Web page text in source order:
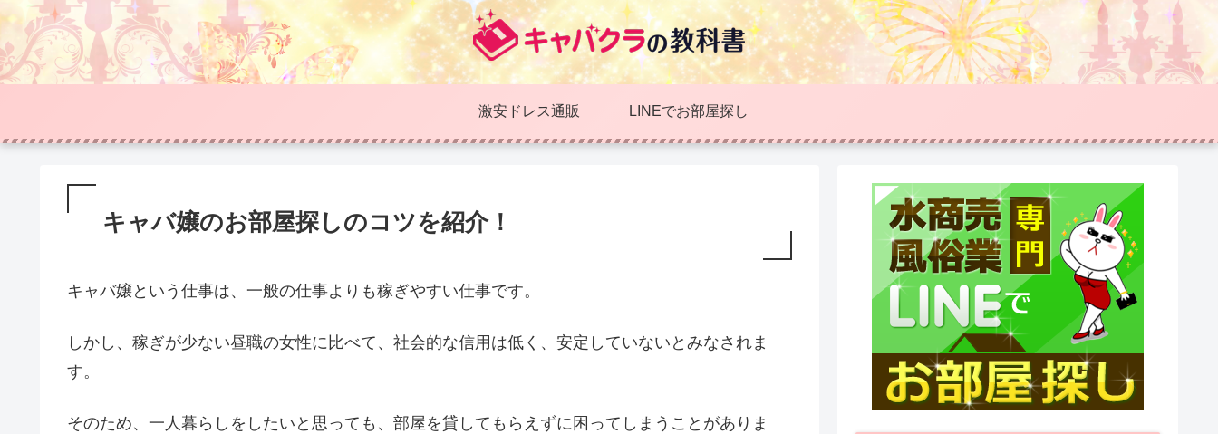
激安ドレス通販 LINEでお部屋探し
キャバ嬢のお部屋探しのコツを紹介！
キャバ嬢という仕事は、一般の仕事よりも稼ぎやすい仕事です。
しかし、稼ぎが少ない昼職の女性に比べて、社会的な信用は低く、安定していないとみなされま
す。
そのため、一人暮らしをしたいと思っても、部屋を貸してもらえずに困ってしまうことがありま